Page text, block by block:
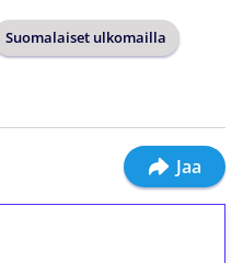
Suomalaiset ulkomailla
Jaa